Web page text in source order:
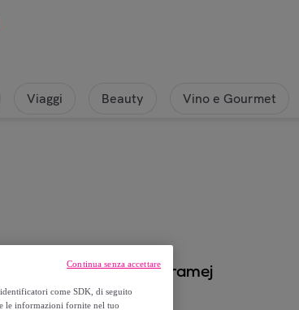
Viaggi Beauty Vino e Gourmet
Rosa - 1200-Macramej
come SDK, di seguito
le informazioni fornite nel tuo
Continua senza accettare